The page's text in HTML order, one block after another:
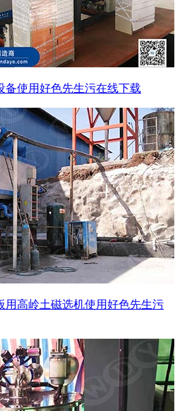
备使用好色先生污在线下载
用高岭土磁选机使用好色先生污